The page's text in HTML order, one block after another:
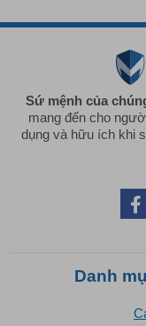
Sứ mệnh của
mang đến cho
dụng và hữu ích khi
Danh